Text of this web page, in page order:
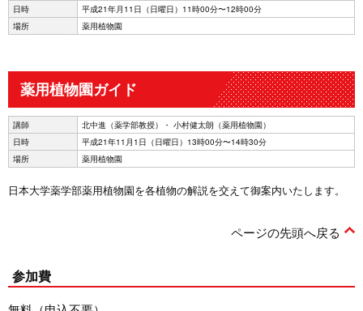
日時
平成21年月11日（日曜日）11時00分〜12時00分
場所
薬用植物園
薬用植物園ガイド
講師
北中進（薬学部教授）・ 小村健太朗（薬用植物園）
日時
平成21年11月1日（日曜日）13時00分〜14時30分
場所
薬用植物園
日本大学薬学部薬用植物園を各植物の解説を交えて御案内いたします。
ページの先頭へ戻る
参加費